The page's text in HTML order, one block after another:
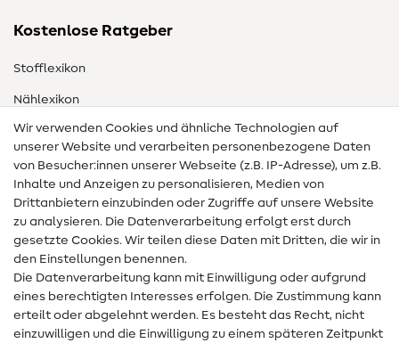
Kostenlose Ratgeber
Stofflexikon
Nählexikon
Nähanleitungen
Hilfe & Kontakt
Kontakt
Infos zum Betreiberwechsel
FAQ
Widerrufsrecht
Beliebt
Wir verwenden Cookies und ähnliche Technologien auf
unserer Website und verarbeiten personenbezogene Daten
von Besucher:innen unserer Webseite (z.B. IP-Adresse), um z.B.
Inhalte und Anzeigen zu personalisieren, Medien von
Drittanbietern einzubinden oder Zugriffe auf unsere Website
zu analysieren. Die Datenverarbeitung erfolgt erst durch
gesetzte Cookies. Wir teilen diese Daten mit Dritten, die wir in
den Einstellungen benennen.
Die Datenverarbeitung kann mit Einwilligung oder aufgrund
eines berechtigten Interesses erfolgen. Die Zustimmung kann
erteilt oder abgelehnt werden. Es besteht das Recht, nicht
einzuwilligen und die Einwilligung zu einem späteren Zeitpunkt